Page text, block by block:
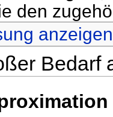
den
anzeigen
Bedarf